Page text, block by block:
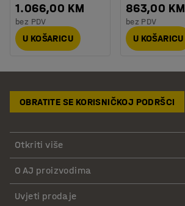
1.066,00 KM
bez PDV
U KOŠARICU
863,00 KM
bez PDV
U KOŠARICU
OBRATITE SE KORISNIČKOJ PODRŠCI
Otkriti više
O AJ proizvodima
Uvjeti prodaje